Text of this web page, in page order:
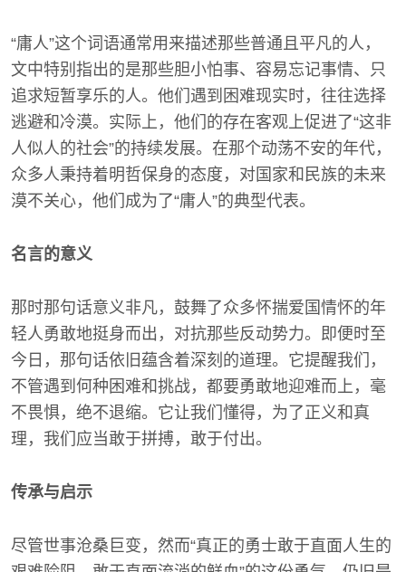
“庸人”这个词语通常用来描述那些普通且平凡的人，
文中特别指出的是那些胆小怕事、容易忘记事情、只
追求短暂享乐的人。他们遇到困难现实时，往往选择
逃避和冷漠。实际上，他们的存在客观上促进了“这非
人似人的社会”的持续发展。在那个动荡不安的年代，
众多人秉持着明哲保身的态度，对国家和民族的未来
漠不关心，他们成为了“庸人”的典型代表。
名言的意义
那时那句话意义非凡，鼓舞了众多怀揣爱国情怀的年
轻人勇敢地挺身而出，对抗那些反动势力。即便时至
今日，那句话依旧蕴含着深刻的道理。它提醒我们，
不管遇到何种困难和挑战，都要勇敢地迎难而上，毫
不畏惧，绝不退缩。它让我们懂得，为了正义和真
理，我们应当敢于拼搏，敢于付出。
传承与启示
尽管世事沧桑巨变，然而“真正的勇士敢于直面人生的